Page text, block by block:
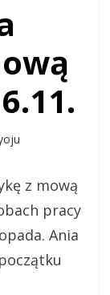
z mową
pracy
Ania